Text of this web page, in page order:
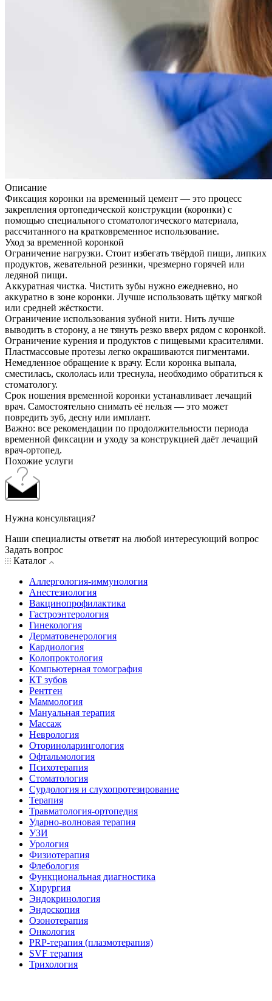
Описание
Фиксация коронки на временный цемент — это процесс
закрепления ортопедической конструкции (коронки) с
помощью специального стоматологического материала,
рассчитанного на кратковременное использование.
Уход за временной коронкой
Ограничение нагрузки. Стоит избегать твёрдой пищи, липких
продуктов, жевательной резинки, чрезмерно горячей или
ледяной пищи.
Аккуратная чистка. Чистить зубы нужно ежедневно, но
аккуратно в зоне коронки. Лучше использовать щётку мягкой
или средней жёсткости.
Ограничение использования зубной нити. Нить лучше
выводить в сторону, а не тянуть резко вверх рядом с коронкой.
Ограничение курения и продуктов с пищевыми красителями.
Пластмассовые протезы легко окрашиваются пигментами.
Немедленное обращение к врачу. Если коронка выпала,
сместилась, скололась или треснула, необходимо обратиться к
стоматологу.
Срок ношения временной коронки устанавливает лечащий
врач. Самостоятельно снимать её нельзя — это может
повредить зуб, десну или имплант.
Важно: все рекомендации по продолжительности периода
временной фиксации и уходу за конструкцией даёт лечащий
врач-ортопед.
Похожие услуги
Нужна консультация?
Наши специалисты ответят на любой интересующий вопрос
Задать вопрос
Каталог
Аллергология-иммунология
Анестезиология
Вакцинопрофилактика
Гастроэнтерология
Гинекология
Дерматовенерология
Кардиология
Колопроктология
Компьютерная томография
КТ зубов
Рентген
Маммология
Мануальная терапия
Массаж
Неврология
Оториноларингология
Офтальмология
Психотерапия
Стоматология
Сурдология и слухопротезирование
Терапия
Травматология-ортопедия
Ударно-волновая терапия
УЗИ
Урология
Физиотерапия
Флебология
Функциональная диагностика
Хирургия
Эндокринология
Эндоскопия
Озонотерапия
Онкология
PRP-терапия (плазмотерапия)
SVF терапия
Трихология